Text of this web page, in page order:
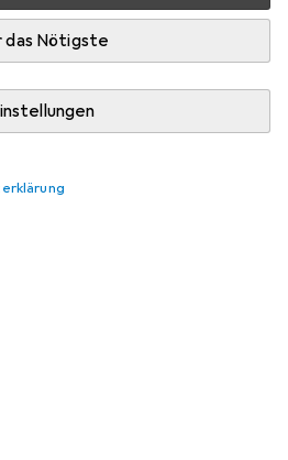
das Nötigste